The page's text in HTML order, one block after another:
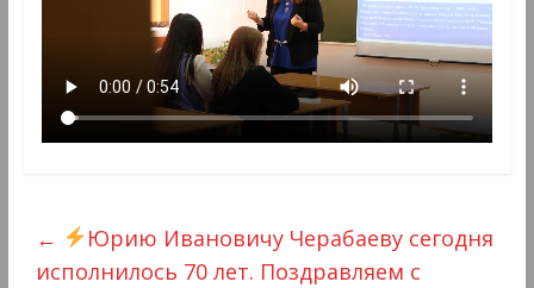
←
Юрию Ивановичу Черабаеву сегодня
исполнилось 70 лет. Поздравляем с